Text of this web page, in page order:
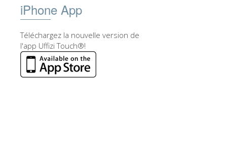
iPhone App
Téléchargez la nouvelle version de
l'app Uffizi Touch®!